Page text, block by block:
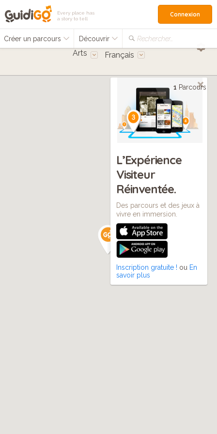
Every place has
a story to tell
Créer un parcours Découvrir Rechercher…
Connexion
Arts Français
1 Parcours
L’Expérience
Visiteur
Réinventée.
Des parcours et des jeux à
vivre en immersion.
Inscription gratuite ! ou En
savoir plus